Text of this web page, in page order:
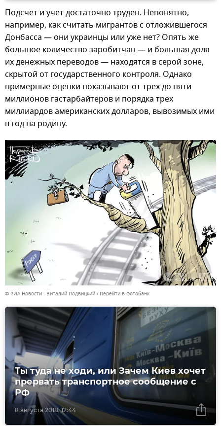
Подсчет и учет достаточно труден. Непонятно,
например, как считать мигрантов с отложившегося
Донбасса — они украинцы или уже нет? Опять же
большое количество заробитчан — и большая доля
их денежных переводов — находятся в серой зоне,
скрытой от государственного контроля. Однако
примерные оценки показывают от трех до пяти
миллионов гастарбайтеров и порядка трех
миллиардов американских долларов, вывозимых ими
в год на родину.
© РИА Новости . Виталий Подвицкий Перейти в фотобанк
8 августа 2018, 12:44
Ты туда не ходи, или Зачем Киев хочет
прервать транспортное сообщение с
РФ